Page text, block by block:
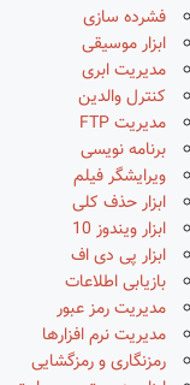
فشرده سازی
ابزار موسیقی
مدیریت ابری
کنترل والدین
مدیریت FTP
برنامه نویسی
ویرایشگر فیلم
ابزار حذف کلی
ابزار ویندوز 10
ابزار پی دی اف
بازیابی اطلاعات
مدیریت رمز عبور
مدیریت نرم افزارها
رمزنگاری و رمزگشایی